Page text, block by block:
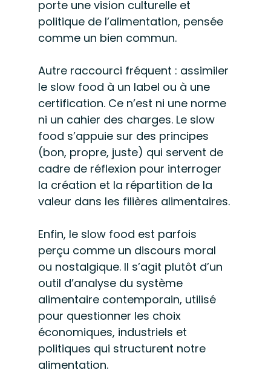
porte une vision culturelle et
politique de l’alimentation, pensée
comme un bien commun.
Autre raccourci fréquent : assimiler
le slow food à un label ou à une
certification. Ce n’est ni une norme
ni un cahier des charges. Le slow
food s’appuie sur des principes
(bon, propre, juste) qui servent de
cadre de réflexion pour interroger
la création et la répartition de la
valeur dans les filières alimentaires.
Enfin, le slow food est parfois
perçu comme un discours moral
ou nostalgique. Il s’agit plutôt d’un
outil d’analyse du système
alimentaire contemporain, utilisé
pour questionner les choix
économiques, industriels et
politiques qui structurent notre
alimentation.